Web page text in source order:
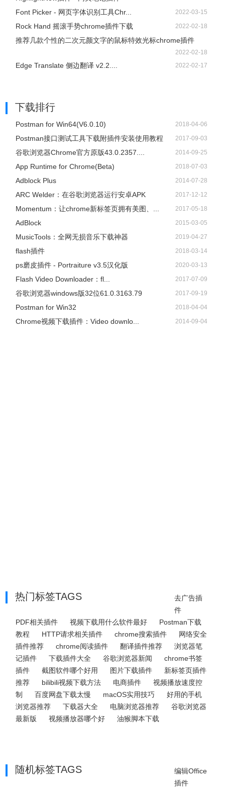
Font Picker - 网页字体识别工具Chr... 2022-03-15
Rock Hand 摇滚手势chrome插件下载 2022-02-18
推荐几款个性的二次元颜文字的鼠标特效光标chrome插件
2022-02-18
Edge Translate 侧边翻译 v2.2.... 2022-02-17
下载排行
Postman for Win64(V6.0.10) 2018-04-06
Postman接口测试工具下载附插件安装使用教程 2017-09-03
谷歌浏览器Chrome官方原版43.0.2357.... 2014-09-25
App Runtime for Chrome(Beta) 2018-07-03
Adblock Plus 2014-07-28
ARC Welder：在谷歌浏览器运行安卓APK 2017-12-12
Momentum：让chrome新标签页拥有美图、... 2017-05-18
AdBlock 2015-03-05
​MusicTools：全网无损音乐下载神器 2019-04-27
flash插件 2018-03-14
ps磨皮插件 - Portraiture v3.5汉化版 2020-03-13
Flash Video Downloader：fl... 2017-07-09
谷歌浏览器windows版32位61.0.3163.79 2017-09-19
Postman for Win32 2018-04-04
Chrome视频下载插件：Video downlo... 2014-09-04
热门标签TAGS
去广告插
件
PDF相关插件
视频下载用什么软件最好
Postman下载
教程
HTTP请求相关插件 chrome搜索插件
网络安全
插件推荐
chrome阅读插件 翻译插件推荐
浏览器笔
记插件
下载插件大全 谷歌浏览器新闻
chrome书签
插件
截图软件哪个好用 图片下载插件
新标签页插件
推荐
bilibili视频下载方法 电商插件
视频播放速度控
制
百度网盘下载太慢 macOS实用技巧
好用的手机
浏览器推荐
下载器大全 电脑浏览器推荐
谷歌浏览器
最新版
视频播放器哪个好 油猴脚本下载
随机标签TAGS
编辑Office
插件